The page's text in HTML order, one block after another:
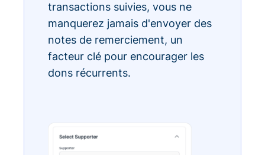
transactions suivies, vous ne
manquerez jamais d'envoyer des
notes de remerciement, un
facteur clé pour encourager les
dons récurrents.